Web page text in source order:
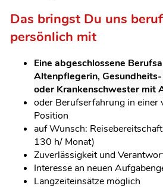
Das bringst Du uns
persönlich mit
Eine abgeschlossene
Altenpflegerin,
oder Krankenschwester mit
oder Berufserfahrung in einer
Position
auf Wunsch:
130 h/ Monat)
Zuverlässigkeit und
Interesse an neuen
Langzeiteinsätze möglich